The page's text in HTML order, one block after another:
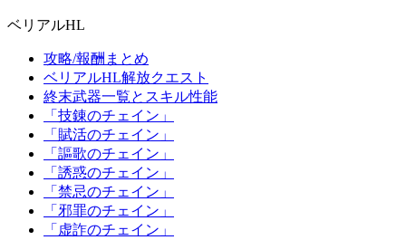
ベリアルHL
攻略/報酬まとめ
ベリアルHL解放クエスト
終末武器一覧とスキル性能
「技錬のチェイン」
「賦活のチェイン」
「謳歌のチェイン」
「誘惑のチェイン」
「禁忌のチェイン」
「邪罪のチェイン」
「虚詐のチェイン」